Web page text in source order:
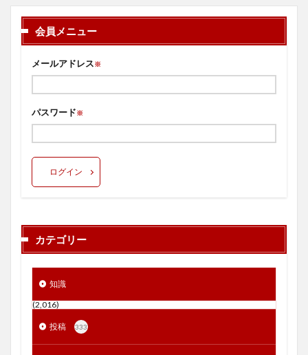
会員メニュー
メールアドレス※
パスワード※
ログイン
カテゴリー
知識
(2,016)
投稿 333